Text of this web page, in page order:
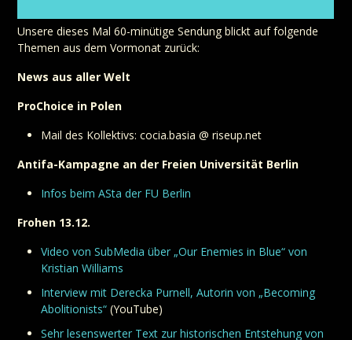
Unsere dieses Mal 60-minütige Sendung blickt auf folgende
Themen aus dem Vormonat zurück:
News aus aller Welt
ProChoice in Polen
Mail des Kollektivs: cocia.basia @ riseup.net
Antifa-Kampagne an der Freien Universität Berlin
Infos beim ASta der FU Berlin
Frohen 13.12.
Video von SubMedia über „Our Enemies in Blue“ von
Kristian Williams
Interview mit Derecka Purnell, Autorin von „Becoming
Abolitionists“ (YouTube)
Sehr lesenswerter Text zur historischen Entstehung von